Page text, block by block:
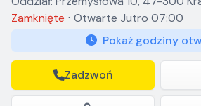
Zamknięte ⋅ Otwarte Jutro 07:00
Pokaż godziny
Zadzwoń